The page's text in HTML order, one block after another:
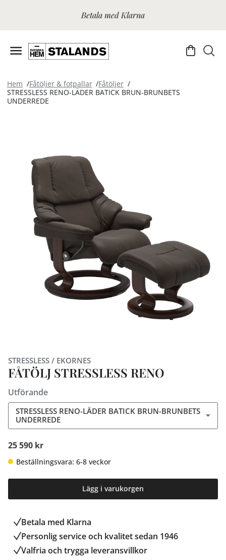
Betala med Klarna
Hem Fåtöljer & fotpallar
Fåtöljer
STRESSLESS RENO-LÄDER BATICK BRUN-BRUNBETS
UNDERREDE
STRESSLESS / EKORNES
FÅTÖLJ STRESSLESS RENO
Utförande
STRESSLESS RENO-LÄDER BATICK BRUN-BRUNBETS
UNDERREDE
25 590 kr
Beställningsvara: 6-8 veckor
Lägg i varukorgen
Betala med Klarna
Personlig service och kvalitet sedan 1946
Valfria och trygga leveransvillkor